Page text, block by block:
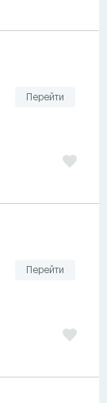
Перейти
Перейти